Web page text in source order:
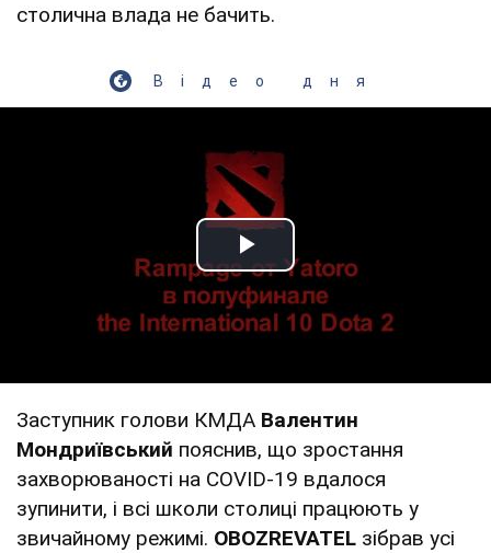
столична влада не бачить.
Відео дня
Play Video
Заступник голови КМДА Валентин
Мондриївський пояснив, що зростання
захворюваності на COVID-19 вдалося
зупинити, і всі школи столиці працюють у
звичайному режимі. OBOZREVATEL зібрав усі